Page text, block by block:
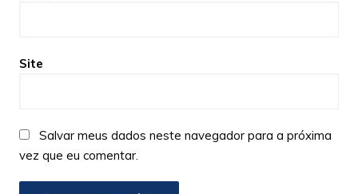
Site
Salvar meus dados neste navegador para a próxima
vez que eu comentar.